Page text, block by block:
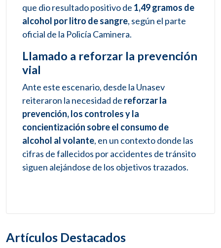
que dio resultado positivo de 1,49 gramos de
alcohol por litro de sangre, según el parte
oficial de la Policía Caminera.
Llamado a reforzar la prevención
vial
Ante este escenario, desde la Unasev
reiteraron la necesidad de reforzar la
prevención, los controles y la
concientización sobre el consumo de
alcohol al volante, en un contexto donde las
cifras de fallecidos por accidentes de tránsito
siguen alejándose de los objetivos trazados.
Artículos Destacados